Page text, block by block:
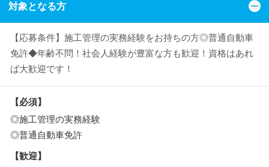
対象となる方
【応募条件】施工管理の実務経験をお持ちの方◎普通自動車
免許◆年齢不問！社会人経験が豊富な方も歓迎！資格はあれ
ば大歓迎です！
【必須】
◎施工管理の実務経験
◎普通自動車免許
【歓迎】